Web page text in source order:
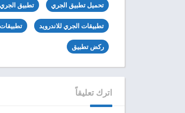
تحميل تطبيق الجري تطبيق
تطبيقات الجري للاندرويد
ركض تطبيق
اترك تعليقاً